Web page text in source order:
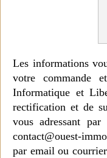
Les informations
votre commande
Informatique et
rectification et de
vous adressant
contact@ouest-
par email ou